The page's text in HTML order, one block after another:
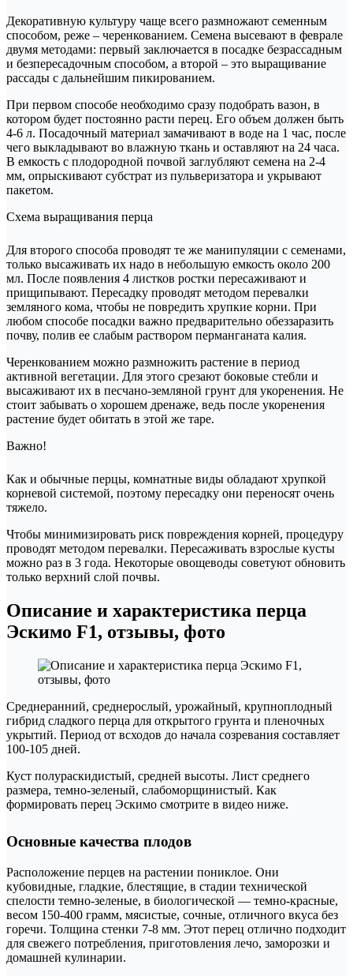
Декоративную культуру чаще всего размножают семенным
способом, реже – черенкованием. Семена высевают в феврале
двумя методами: первый заключается в посадке безрассадным
и безпересадочным способом, а второй – это выращивание
рассады с дальнейшим пикированием.
При первом способе необходимо сразу подобрать вазон, в
котором будет постоянно расти перец. Его объем должен быть
4-6 л. Посадочный материал замачивают в воде на 1 час, после
чего выкладывают во влажную ткань и оставляют на 24 часа.
В емкость с плодородной почвой заглубляют семена на 2-4
мм, опрыскивают субстрат из пульверизатора и укрывают
пакетом.
Схема выращивания перца
Для второго способа проводят те же манипуляции с семенами,
только высаживать их надо в небольшую емкость около 200
мл. После появления 4 листков ростки пересаживают и
прищипывают. Пересадку проводят методом перевалки
земляного кома, чтобы не повредить хрупкие корни. При
любом способе посадки важно предварительно обеззаразить
почву, полив ее слабым раствором перманганата калия.
Черенкованием можно размножить растение в период
активной вегетации. Для этого срезают боковые стебли и
высаживают их в песчано-земляной грунт для укоренения. Не
стоит забывать о хорошем дренаже, ведь после укоренения
растение будет обитать в этой же таре.
Важно!
Как и обычные перцы, комнатные виды обладают хрупкой
корневой системой, поэтому пересадку они переносят очень
тяжело.
Чтобы минимизировать риск повреждения корней, процедуру
проводят методом перевалки. Пересаживать взрослые кусты
можно раз в 3 года. Некоторые овощеводы советуют обновить
только верхний слой почвы.
Описание и характеристика перца
Эскимо F1, отзывы, фото
Среднеранний, среднерослый, урожайный, крупноплодный
гибрид сладкого перца для открытого грунта и пленочных
укрытий. Период от всходов до начала созревания составляет
100-105 дней.
Куст полураскидистый, средней высоты. Лист среднего
размера, темно-зеленый, слабоморщинистый. Как
формировать перец Эскимо смотрите в видео ниже.
Основные качества плодов
Расположение перцев на растении пониклое. Они
кубовидные, гладкие, блестящие, в стадии технической
спелости темно-зеленые, в биологической — темно-красные,
весом 150-400 грамм, мясистые, сочные, отличного вкуса без
горечи. Толщина стенки 7-8 мм. Этот перец отлично подходит
для свежего потребления, приготовления лечо, заморозки и
домашней кулинарии.